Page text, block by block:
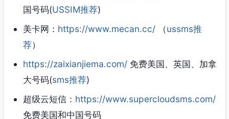
国号码(USSIM推荐)
美卡网： https://www.mecan.cc/ （ussms推
荐）
https://zaixianjiema.com/ 免费美国、英国、加拿
大号码(sms推荐)
超级云短信： https://www.supercloudsms.com/
免费美国和中国号码